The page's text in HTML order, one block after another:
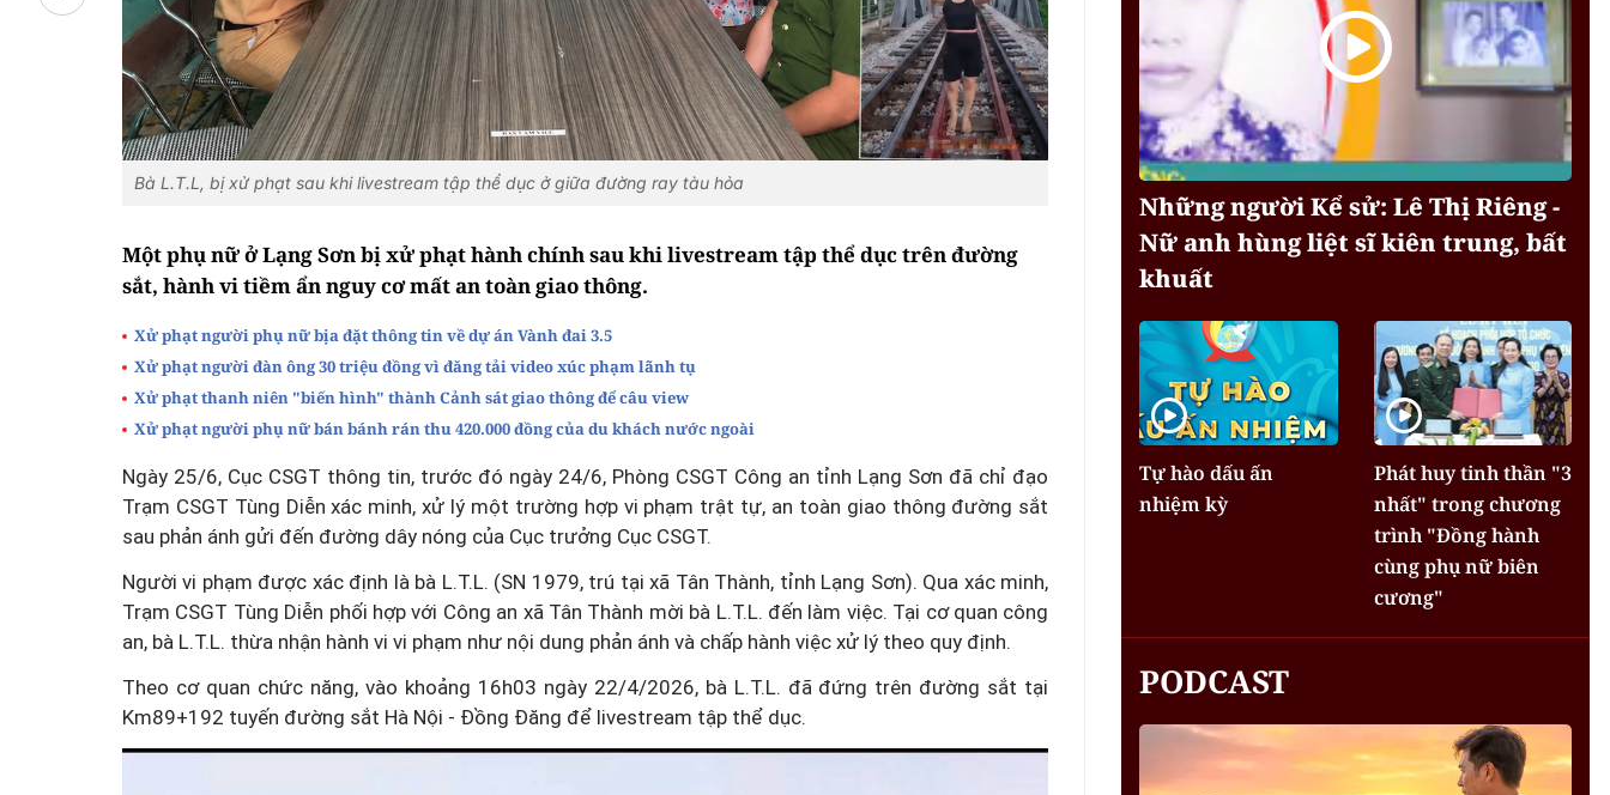
Bà L.T.L, bị xử phạt sau khi livestream tập thể dục ở giữa đường ray tàu hỏa
Một phụ nữ ở Lạng Sơn bị xử phạt hành chính sau khi livestream tập thể dục trên đường
sắt, hành vi tiềm ẩn nguy cơ mất an toàn giao thông.
Xử phạt người phụ nữ bịa đặt thông tin về dự án Vành đai 3.5
Xử phạt người đàn ông 30 triệu đồng vì đăng tải video xúc phạm lãnh tụ
Xử phạt thanh niên "biến hình" thành Cảnh sát giao thông để câu view
Xử phạt người phụ nữ bán bánh rán thu 420.000 đồng của du khách nước ngoài
Ngày 25/6, Cục CSGT thông tin, trước đó ngày 24/6, Phòng CSGT Công an tỉnh Lạng Sơn đã chỉ đạo
Trạm CSGT Tùng Diễn xác minh, xử lý một trường hợp vi phạm trật tự, an toàn giao thông đường sắt
sau phản ánh gửi đến đường dây nóng của Cục trưởng Cục CSGT.
Người vi phạm được xác định là bà L.T.L. (SN 1979, trú tại xã Tân Thành, tỉnh Lạng Sơn). Qua xác minh,
Trạm CSGT Tùng Diễn phối hợp với Công an xã Tân Thành mời bà L.T.L. đến làm việc. Tại cơ quan công
an, bà L.T.L. thừa nhận hành vi vi phạm như nội dung phản ánh và chấp hành việc xử lý theo quy định.
Theo cơ quan chức năng, vào khoảng 16h03 ngày 22/4/2026, bà L.T.L. đã đứng trên đường sắt tại
Km89+192 tuyến đường sắt Hà Nội - Đồng Đăng để livestream tập thể dục.
Những người Kể sử: Lê Thị Riêng -
Nữ anh hùng liệt sĩ kiên trung, bất
khuất
Tự hào dấu ấn
nhiệm kỳ
Phát huy tinh thần "3
nhất" trong chương
trình "Đồng hành
cùng phụ nữ biên
cương"
PODCAST